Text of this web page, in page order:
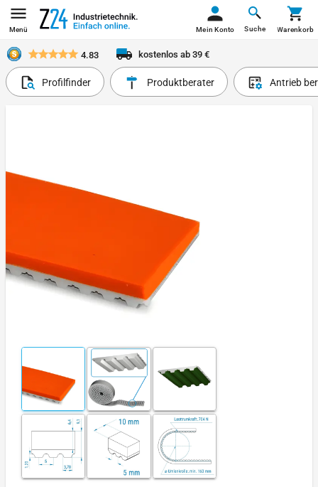
Menü Suche
Mein Konto Warenkorb
4.83 kostenlos ab 39 €
Profilfinder Produktberater Antrieb